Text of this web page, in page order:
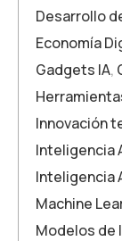
Desarrollo
Economía
Gadgets IA,
Innovación
Inteligencia
Inteligencia
Machine
Modelos de